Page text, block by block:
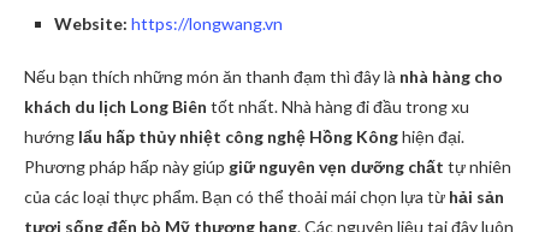
Website: https://longwang.vn
Nếu bạn thích những món ăn thanh đạm thì đây là nhà hàng cho
khách du lịch Long Biên tốt nhất. Nhà hàng đi đầu trong xu
hướng lẩu hấp thủy nhiệt công nghệ Hồng Kônghiện đại.
Phương pháp hấp này giúp giữ nguyên vẹn dưỡng chất tự nhiên
của các loại thực phẩm. Bạn có thể thoải mái chọn lựa từ hải sản
tươi sống đến bò Mỹ thượng hạng. Các nguyên liệu tại đây luôn